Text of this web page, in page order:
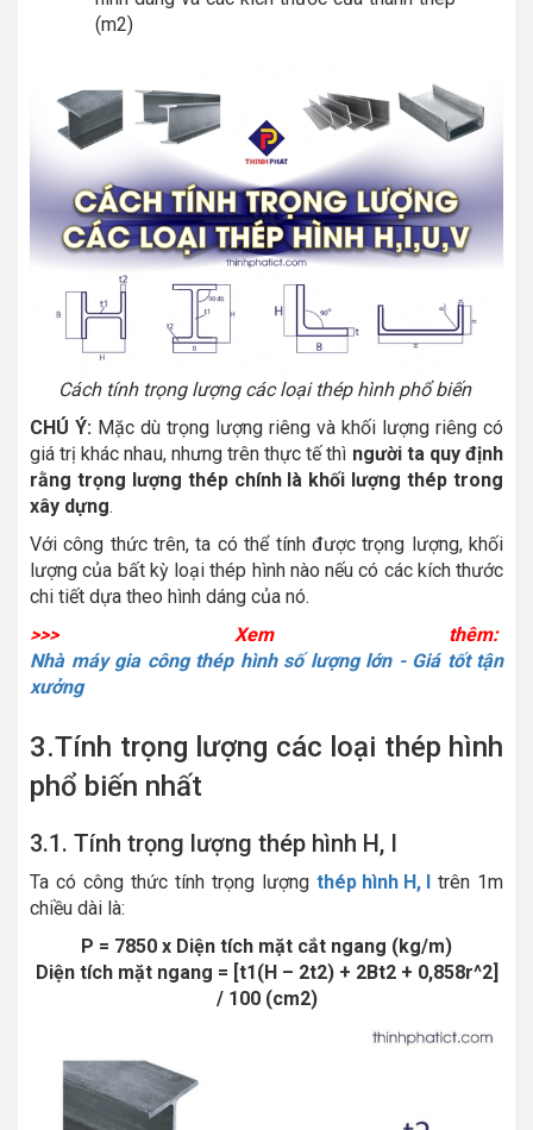
(m2)
Cách tính trọng lượng các loại thép hình phổ biến
CHÚ Ý: Mặc dù trọng lượng riêng và khối lượng riêng có
giá trị khác nhau, nhưng trên thực tế thì người ta quy định
rằng trọng lượng thép chính là khối lượng thép trong
xây dựng.
Với công thức trên, ta có thể tính được trọng lượng, khối
lượng của bất kỳ loại thép hình nào nếu có các kích thước
chi tiết dựa theo hình dáng của nó.
>>> Xem thêm:
Nhà máy gia công thép hình số lượng lớn - Giá tốt tận
xưởng
3.Tính trọng lượng các loại thép hình
phổ biến nhất
3.1. Tính trọng lượng thép hình H, I
Ta có công thức tính trọng lượng thép hình H, I
trên 1m
chiều dài là:
P = 7850 x Diện tích mặt cắt ngang (kg/m)
Diện tích mặt ngang = [t1(H – 2t2) + 2Bt2 + 0,858r^2]
/ 100 (cm2)